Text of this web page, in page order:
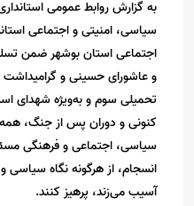
به گزارش روابط عمومی
سیاسی، امنیتی و اجتماعی
اجتماعی استان بوشهر ضمن
و عاشورای حسینی و
تحمیلی سوم و به‌ویژه شهدای
کنونی و دوران پس از جنگ،
سیاسی، اجتماعی و فرهنگی
انسجام، از هرگونه نگاه
آسیب می‌زند، پرهیز کنند.